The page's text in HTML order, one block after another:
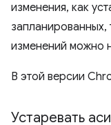
изменения, как
изменений можно
В этой версии
Устаревать